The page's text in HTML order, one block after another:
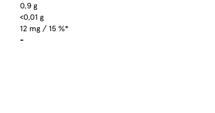
0,9 g
<0,01 g
12 mg / 15 %*
-